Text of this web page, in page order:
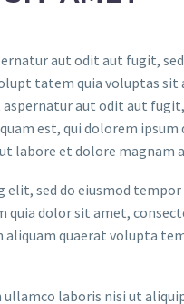
aut odit aut fugit,
tatem quia voluptas sit
aut odit aut fugit,
est, qui dolorem
labore et dolore magnam
sed do eiusmod
quia dolor sit amet,
quaerat volupta
laboris nisi ut